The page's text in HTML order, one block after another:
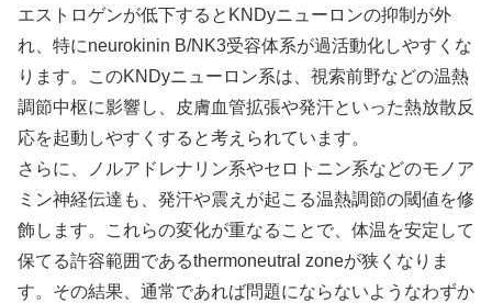
エストロゲンが低下するとKNDyニューロンの抑制が外
れ、特にneurokinin B/NK3受容体系が過活動化しやすくな
ります。このKNDyニューロン系は、視索前野などの温熱
調節中枢に影響し、皮膚血管拡張や発汗といった熱放散反
応を起動しやすくすると考えられています。
さらに、ノルアドレナリン系やセロトニン系などのモノア
ミン神経伝達も、発汗や震えが起こる温熱調節の閾値を修
飾します。これらの変化が重なることで、体温を安定して
保てる許容範囲であるthermoneutral zoneが狭くなりま
す。その結果、通常であれば問題にならないようなわずか